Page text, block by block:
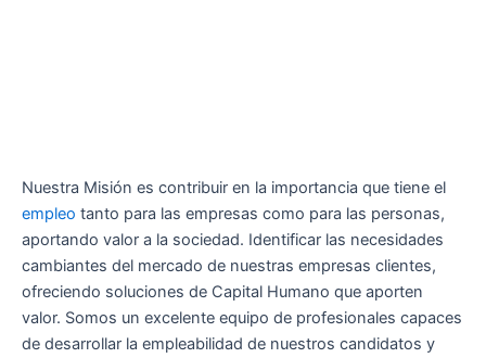
Nuestra Misión es contribuir en la importancia que tiene el
empleo tanto para las empresas como para las personas,
aportando valor a la sociedad. Identificar las necesidades
cambiantes del mercado de nuestras empresas clientes,
ofreciendo soluciones de Capital Humano que aporten
valor. Somos un excelente equipo de profesionales capaces
de desarrollar la empleabilidad de nuestros candidatos y